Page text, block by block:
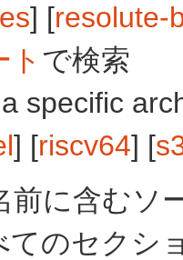
] [resolute-
で検索
specific
] [riscv64] [
に含むソ
てのセクシ